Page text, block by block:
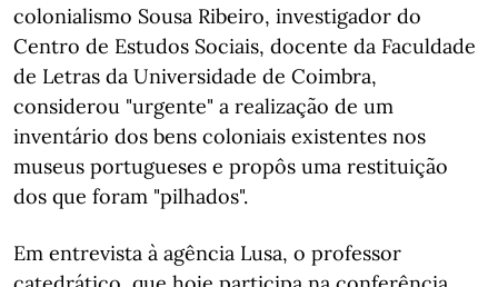
colonialismo Sousa Ribeiro, investigador do
Centro de Estudos Sociais, docente da Faculdade
de Letras da Universidade de Coimbra,
considerou "urgente" a realização de um
inventário dos bens coloniais existentes nos
museus portugueses e propôs uma restituição
dos que foram "pilhados".
Em entrevista à agência Lusa, o professor